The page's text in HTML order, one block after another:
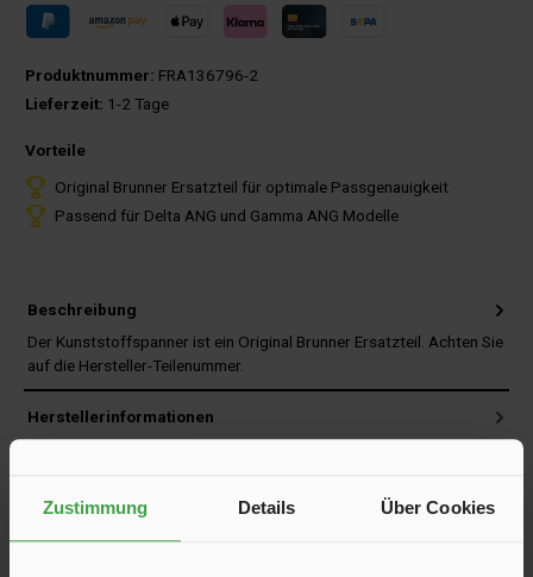
Zustimmung Details Über Cookies
Produktnummer: FRA136796-2
Lieferzeit: 1-2 Tage
Vorteile
Original Brunner Ersatzteil für optimale Passgenauigkeit
Passend für Delta ANG und Gamma ANG Modelle
Beschreibung
Der Kunststoffspanner ist ein Original Brunner Ersatzteil. Achten Sie
auf die Hersteller-Teilenummer.
Herstellerinformationen
Produktfragen und Antworten